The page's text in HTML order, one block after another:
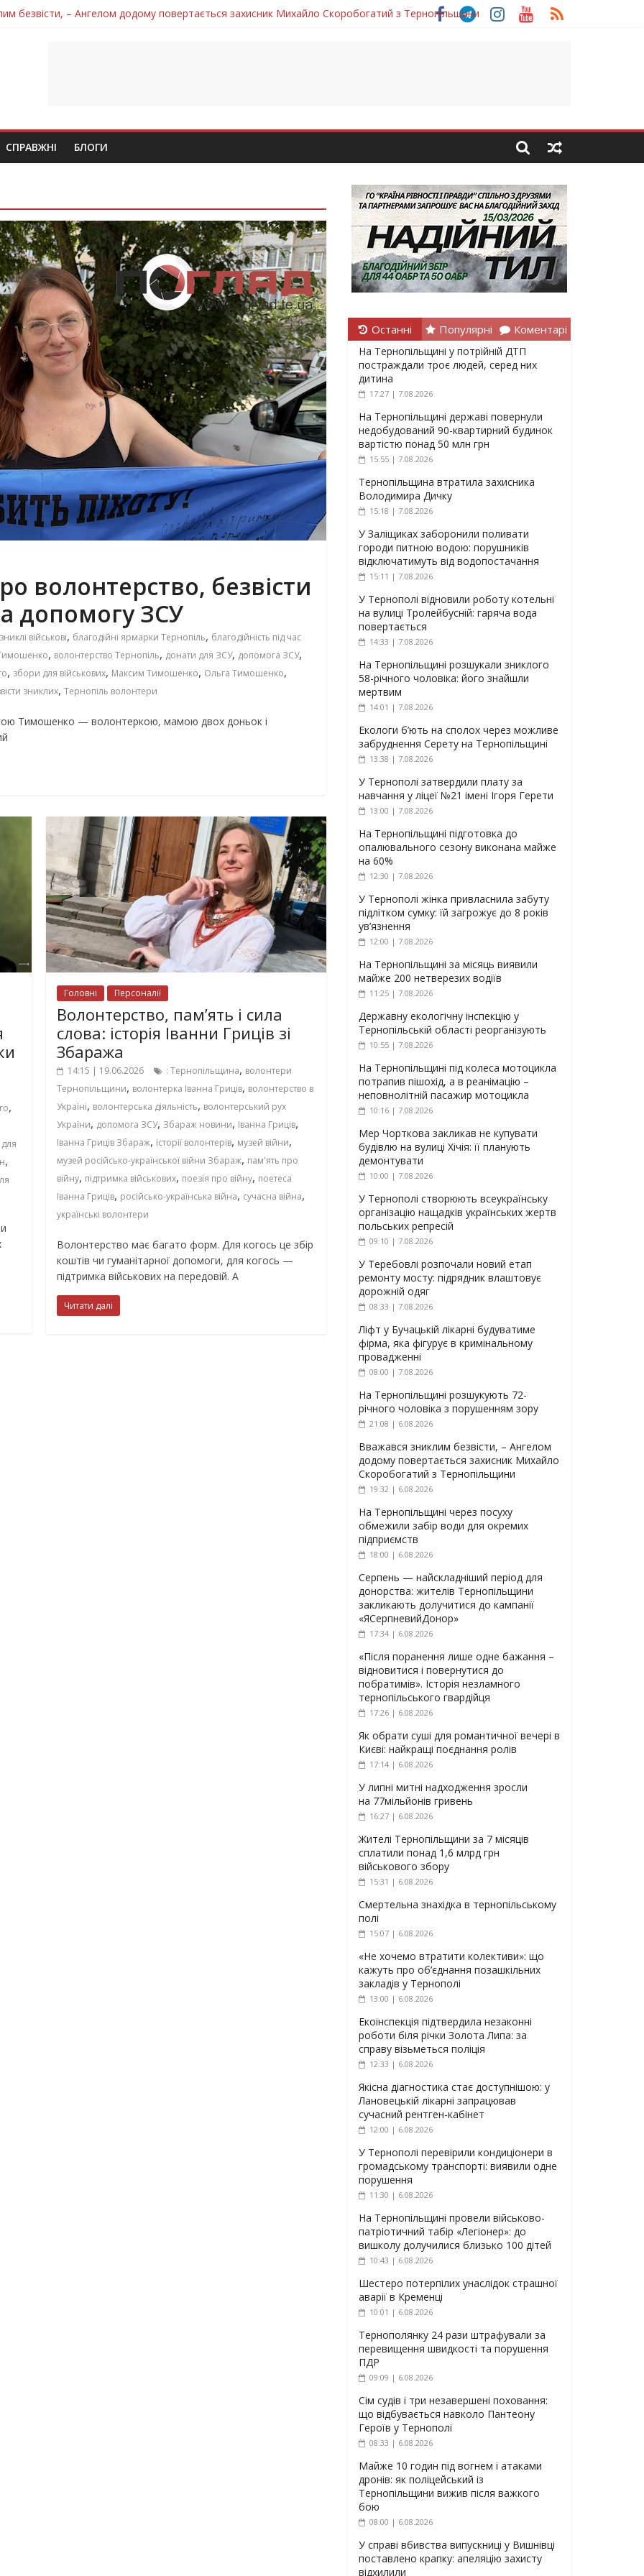
безвісти, – Ангелом додому повертається захисник Михайло Скоробогатий з Тернопільщини
захисника Володимира Вельму
Петро Федів повертається до рідного дому «на щиті»
втратила захисника Володимира Дичку
СПРАВЖНІ БЛОГИ
волонтерство, безвісти
допомогу ЗСУ
військові, благодійні ярмарки Тернопіль, благодійність під час
, волонтерство Тернопіль, донати для ЗСУ, допомога ЗСУ,
, збори для військових, Максим Тимошенко, Ольга Тимошенко,
зниклих, Тернопіль волонтери
Тимошенко — волонтеркою, мамою двох доньок і
,
,
Головні Персоналії
Волонтерство, пам’ять і сила
слова: історія Іванни Гриців зі
Збаража
14:15 | 19.06.2026 : Тернопільщина, волонтери
Тернопільщини, волонтерка Іванна Гриців, волонтерство в
Україні, волонтерська діяльність, волонтерський рух
України, допомога ЗСУ, Збараж новини, Іванна Гриців,
Іванна Гриців Збараж, історії волонтерів, музей війни,
музей російсько-української війни Збараж, пам'ять про
війну, підтримка військових, поезія про війну, поетеса
Іванна Гриців, російсько-українська війна, сучасна війна,
українські волонтери
Волонтерство має багато форм. Для когось це збір
коштів чи гуманітарної допомоги, для когось —
підтримка військових на передовій. А
Читати далі
Останні Популярні Коментарі
На Тернопільщині у потрійній ДТП
постраждали троє людей, серед них
дитина
17:27 | 7.08.2026
На Тернопільщині державі повернули
недобудований 90-квартирний будинок
вартістю понад 50 млн грн
15:55 | 7.08.2026
Тернопільщина втратила захисника
Володимира Дичку
15:18 | 7.08.2026
У Заліщиках заборонили поливати
городи питною водою: порушників
відключатимуть від водопостачання
15:11 | 7.08.2026
У Тернополі відновили роботу котельні
на вулиці Тролейбусній: гаряча вода
повертається
14:33 | 7.08.2026
На Тернопільщині розшукали зниклого
58-річного чоловіка: його знайшли
мертвим
14:01 | 7.08.2026
Екологи б’ють на сполох через можливе
забруднення Серету на Тернопільщині
13:38 | 7.08.2026
У Тернополі затвердили плату за
навчання у ліцеї №21 імені Ігоря Герети
13:00 | 7.08.2026
На Тернопільщині підготовка до
опалювального сезону виконана майже
на 60%
12:30 | 7.08.2026
У Тернополі жінка привласнила забуту
підлітком сумку: їй загрожує до 8 років
ув’язнення
12:00 | 7.08.2026
На Тернопільщині за місяць виявили
майже 200 нетверезих водіїв
11:25 | 7.08.2026
Державну екологічну інспекцію у
Тернопільській області реорганізують
10:55 | 7.08.2026
На Тернопільщині під колеса мотоцикла
потрапив пішохід, а в реанімацію –
неповнолітній пасажир мотоцикла
10:16 | 7.08.2026
Мер Чорткова закликав не купувати
будівлю на вулиці Хічія: її планують
демонтувати
10:00 | 7.08.2026
У Тернополі створюють всеукраїнську
організацію нащадків українських жертв
польських репресій
09:10 | 7.08.2026
У Теребовлі розпочали новий етап
ремонту мосту: підрядник влаштовує
дорожній одяг
08:33 | 7.08.2026
Ліфт у Бучацькій лікарні будуватиме
фірма, яка фігурує в кримінальному
провадженні
08:00 | 7.08.2026
На Тернопільщині розшукують 72-
річного чоловіка з порушенням зору
21:08 | 6.08.2026
Вважався зниклим безвісти, – Ангелом
додому повертається захисник Михайло
Скоробогатий з Тернопільщини
19:32 | 6.08.2026
На Тернопільщині через посуху
обмежили забір води для окремих
підприємств
18:00 | 6.08.2026
Серпень — найскладніший період для
донорства: жителів Тернопільщини
закликають долучитися до кампанії
«ЯСерпневийДонор»
17:34 | 6.08.2026
«Після поранення лише одне бажання –
відновитися і повернутися до
побратимів». Історія незламного
тернопільського гвардійця
17:26 | 6.08.2026
Як обрати суші для романтичної вечері в
Києві: найкращі поєднання ролів
17:14 | 6.08.2026
У липні митні надходження зросли
на 77мільйонів гривень
16:27 | 6.08.2026
Жителі Тернопільщини за 7 місяців
сплатили понад 1,6 млрд грн
військового збору
15:31 | 6.08.2026
Смертельна знахідка в тернопільському
полі
15:07 | 6.08.2026
«Не хочемо втратити колективи»: що
кажуть про об’єднання позашкільних
закладів у Тернополі
13:00 | 6.08.2026
Екоінспекція підтвердила незаконні
роботи біля річки Золота Липа: за
справу візьметься поліція
12:33 | 6.08.2026
Якісна діагностика стає доступнішою: у
Лановецькій лікарні запрацював
сучасний рентген-кабінет
12:00 | 6.08.2026
У Тернополі перевірили кондиціонери в
громадському транспорті: виявили одне
порушення
11:30 | 6.08.2026
На Тернопільщині провели військово-
патріотичний табір «Легіонер»: до
вишколу долучилися близько 100 дітей
10:43 | 6.08.2026
Шестеро потерпілих унаслідок страшної
аварії в Кременці
10:01 | 6.08.2026
Тернополянку 24 рази штрафували за
перевищення швидкості та порушення
ПДР
09:09 | 6.08.2026
Сім судів і три незавершені поховання:
що відбувається навколо Пантеону
Героїв у Тернополі
08:33 | 6.08.2026
Майже 10 годин під вогнем і атаками
дронів: як поліцейський із
Тернопільщини вижив після важкого
бою
08:00 | 6.08.2026
У справі вбивства випускниці у Вишнівці
поставлено крапку: апеляцію захисту
відхилили